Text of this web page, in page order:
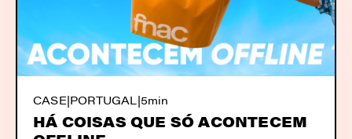
CASE|PORTUGAL|5min
HÁ COISAS QUE SÓ ACONTECEM